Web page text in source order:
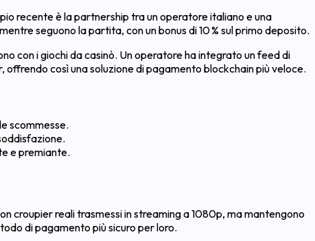
recente è la partnership tra un operatore italiano e una
seguono la partita, con un bonus di 10 % sul primo deposito.
con i giochi da casinò. Un operatore ha integrato un feed di
così una soluzione di pagamento blockchain più veloce.
scommesse.
e premiante.
croupier reali trasmessi in streaming a 1080p, ma mantengono
di pagamento più sicuro per loro.